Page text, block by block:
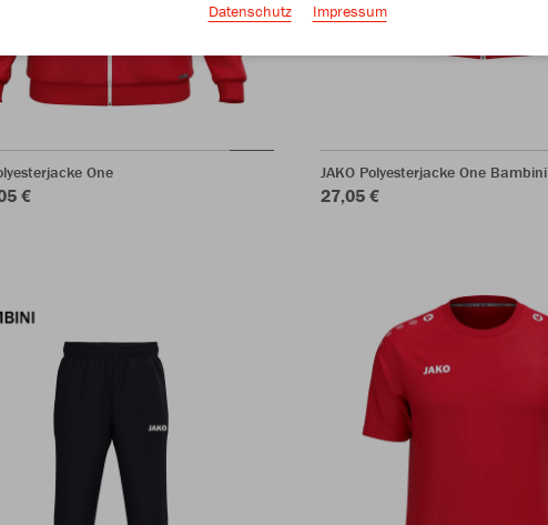
One
€
JAKO Polyesterjacke One Bambini
27,05 €
Datenschutz Impressum